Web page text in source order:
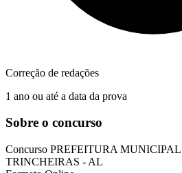
Correção de redações
1 ano ou até a data da prova
Sobre o concurso
Concurso PREFEITURA
TRINCHEIRAS - AL